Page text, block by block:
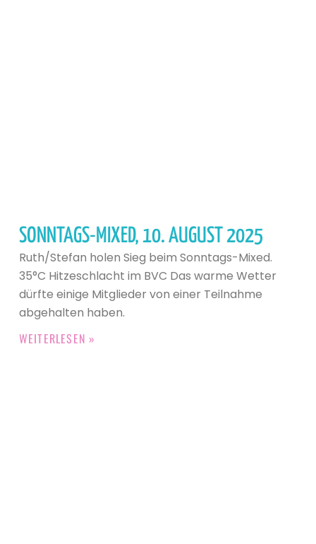
SONNTAGS-MIXED, 10. AUGUST 2025
Ruth/Stefan holen Sieg beim Sonntags-Mixed.
35°C Hitzeschlacht im BVC Das warme Wetter
dürfte einige Mitglieder von einer Teilnahme
abgehalten haben.
WEITERLESEN »